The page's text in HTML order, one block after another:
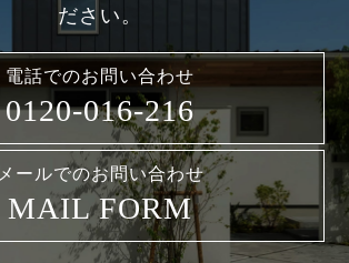
ださい。
電話でのお問い合わせ
0120-016-216
メールでのお問い合わせ
MAIL FORM